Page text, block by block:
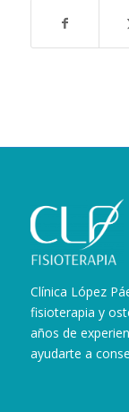
Clínica López
fisioterapia y
años de
ayudarte a